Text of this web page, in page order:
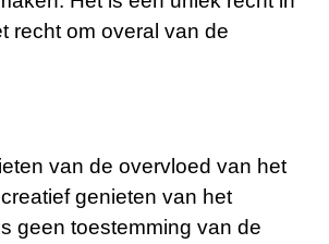
recht om overal van de
van de overvloed van het
genieten van het
geen toestemming van de